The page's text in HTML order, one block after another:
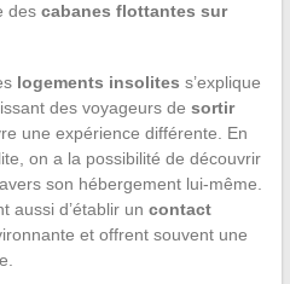
des cabanes flottantes sur
logements insolites s’explique
des voyageurs de sortir
une expérience différente. En
on a la possibilité de découvrir
son hébergement lui-même.
aussi d’établir un contact
et offrent souvent une